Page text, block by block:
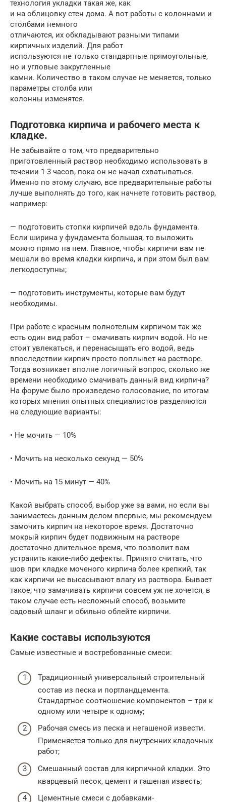
технология укладки такая же, как
и на облицовку стен дома. А вот работы с колоннами и
столбами немного
отличаются, их обкладывают разными типами
кирпичных изделий. Для работ
используются не только стандартные прямоугольные,
но и угловые закругленные
камни. Количество в таком случае не меняется, только
параметры столба или
колонны изменятся.
Подготовка кирпича и рабочего места к
кладке.
Не забывайте о том, что предварительно
приготовленный раствор необходимо использовать в
течении 1-3 часов, пока он не начал схватываться.
Именно по этому случаю, все предварительные работы
лучше выполнять до того, как начнете готовить раствор,
например:
— подготовить стопки кирпичей вдоль фундамента.
Если ширина у фундамента большая, то выложить
можно прямо на нем. Главное, чтобы кирпичи вам не
мешали во время кладки кирпича, и при этом был вам
легкодоступны;
— подготовить инструменты, которые вам будут
необходимы.
При работе с красным полнотелым кирпичом так же
есть один вид работ – смачивать кирпич водой. Но не
стоит увлекаться, и перенасыщать его водой, ведь
впоследствии кирпич просто поплывет на растворе.
Тогда возникает вполне логичный вопрос, сколько же
времени необходимо смачивать данный вид кирпича?
На форуме было произведено голосование, по итогам
которых мнения опытных специалистов разделяются
на следующие варианты:
• Не мочить — 10%
• Мочить на несколько секунд — 50%
• Мочить на 15 минут — 40%
Какой выбрать способ, выбор уже за вами, но если вы
занимаетесь данным делом впервые, мы рекомендуем
замочить кирпич на некоторое время. Достаточно
мокрый кирпич будет подвижным на растворе
достаточно длительное время, что позволит вам
устранить какие-либо дефекты. Принято считать, что
шов при кладке моченого кирпича более крепкий, так
как кирпичи не высасывают влагу из раствора. Бывает
такое, что замачивать кирпичи совсем уж не хочется, в
таком случае есть несложный способ, возьмите
садовый шланг и обильно облейте кирпичи.
Какие составы используются
Самые известные и востребованные смеси:
Традиционный универсальный строительный
состав из песка и портландцемента.
Стандартное соотношение компонентов – три к
одному или четыре к одному;
Рабочая смесь из песка и негашеной извести.
Применяется только для внутренних кладочных
работ;
Смешанный состав для кирпичной кладки. Это
кварцевый песок, цемент и гашеная известь;
Цементные смеси с добавками-